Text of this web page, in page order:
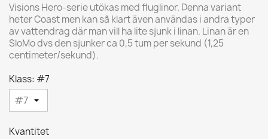
Visions Hero-serie utökas med fluglinor. Denna variant
heter Coast men kan så klart även användas i andra typer
av vattendrag där man vill ha lite sjunk i linan. Linan är en
SloMo dvs den sjunker ca 0,5 tum per sekund (1,25
centimeter/sekund).
Klass: #7
Kvantitet